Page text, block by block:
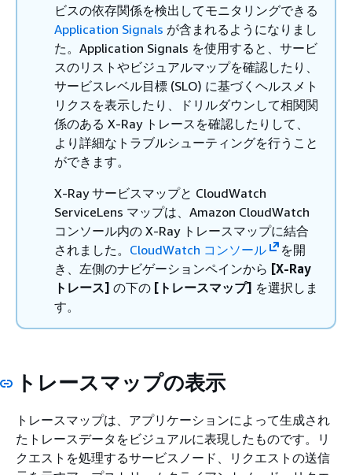
ビスの依存関係を検出してモニタリングできる
Application Signals が含まれるようになりまし
た。Application Signals を使用すると、サービ
スのリストやビジュアルマップを確認したり、
サービスレベル目標 (SLO) に基づくヘルスメト
リクスを表示したり、ドリルダウンして相関関
係のある X-Ray トレースを確認したりして、
より詳細なトラブルシューティングを行うこと
ができます。
X-Ray サービスマップと CloudWatch
ServiceLens マップは、Amazon CloudWatch
コンソール内の X-Ray トレースマップに結合
されました。 CloudWatch コンソール
を開
き、左側のナビゲーションペインから [X-Ray
トレース] の下の [トレースマップ] を選択しま
す。
トレースマップの表示
トレースマップは、アプリケーションによって生成され
たトレースデータをビジュアルに表現したものです。リ
クエストを処理するサービスノード、リクエストの送信